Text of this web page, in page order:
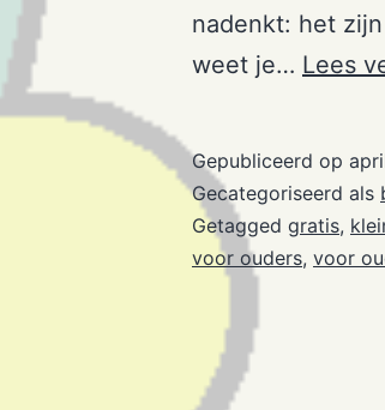
nadenkt: het
weet je… Lees
Gepubliceerd op
Gecategoriseerd als
Getagged gratis,
voor ouders, voor